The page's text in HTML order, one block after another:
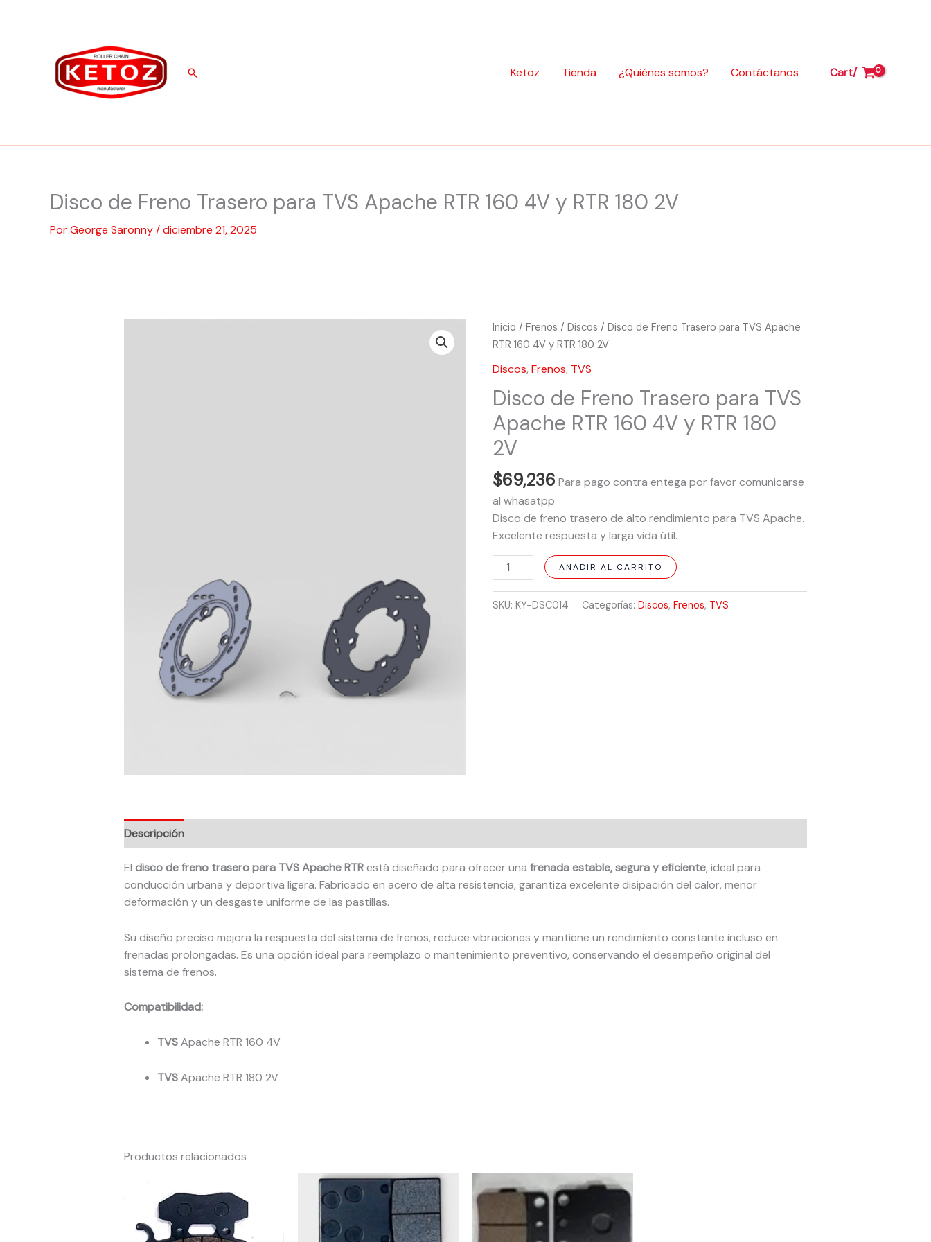
Buscar Ketoz Tienda ¿Quiénes somos? Contáctanos Cart/
Disco de Freno Trasero para TVS Apache RTR 160 4V y RTR 180 2V
PorGeorge Saronny/diciembre 21, 2025
Inicio /Frenos /Discos / Disco de Freno Trasero para TVS Apache
RTR 160 4V y RTR 180 2V
Discos,Frenos, TVS
Disco de Freno Trasero para TVS
Apache RTR 160 4V y RTR 180
2V
$69,236 Para pago contra entega por favor comunicarse
al whasatpp
Disco de freno trasero de alto rendimiento para TVS Apache.
Excelente respuesta y larga vida útil.
Disco
de
Freno
Trasero
para
TVS
Apache
RTR
4V
y
RTR
180
2V
cantidad
AÑADIR AL CARRITO
SKU:KY-DSC014 Categorías:Discos,Frenos, TVS
Descripción
El disco de freno trasero para TVS Apache RTRestá diseñado para ofrecer una frenada estable, segura y eficiente, ideal para
conducción urbana y deportiva ligera. Fabricado en acero de alta resistencia, garantiza excelente disipación del calor, menor
deformación y un desgaste uniforme de las pastillas.
Su diseño preciso mejora la respuesta del sistema de frenos, reduce vibraciones y mantiene un rendimiento constante incluso en
frenadas prolongadas. Es una opción ideal para reemplazo o mantenimiento preventivo, conservando el desempeño original del
sistema de frenos.
Compatibilidad:
TVSApache RTR 160 4V
TVSApache RTR 180 2V
Productos relacionados
RTR
RTR